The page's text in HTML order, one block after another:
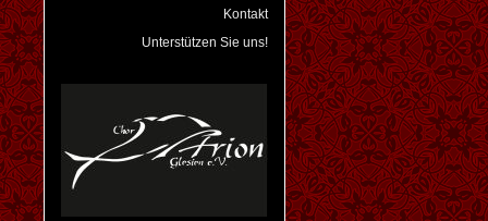
Kontakt
Unterstützen Sie uns!